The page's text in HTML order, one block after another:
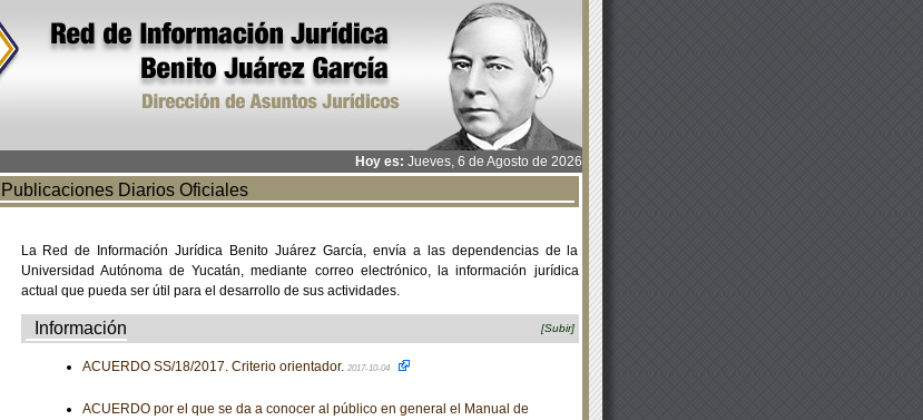
Hoy es: Jueves, 6 de Agosto de 2026
Publicaciones Diarios Oficiales
La Red de Información Jurídica Benito Juárez García, envía a las dependencias de la
Universidad Autónoma de Yucatán, mediante correo electrónico, la información jurídica
actual que pueda ser útil para el desarrollo de sus actividades.
Información [Subir]
ACUERDO SS/18/2017. Criterio orientador. 2017-10-04
ACUERDO por el que se da a conocer al público en general el Manual de